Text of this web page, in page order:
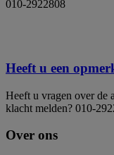
010-2922808
Heeft u een
Heeft u vragen over de
klacht melden? 010-
Over ons